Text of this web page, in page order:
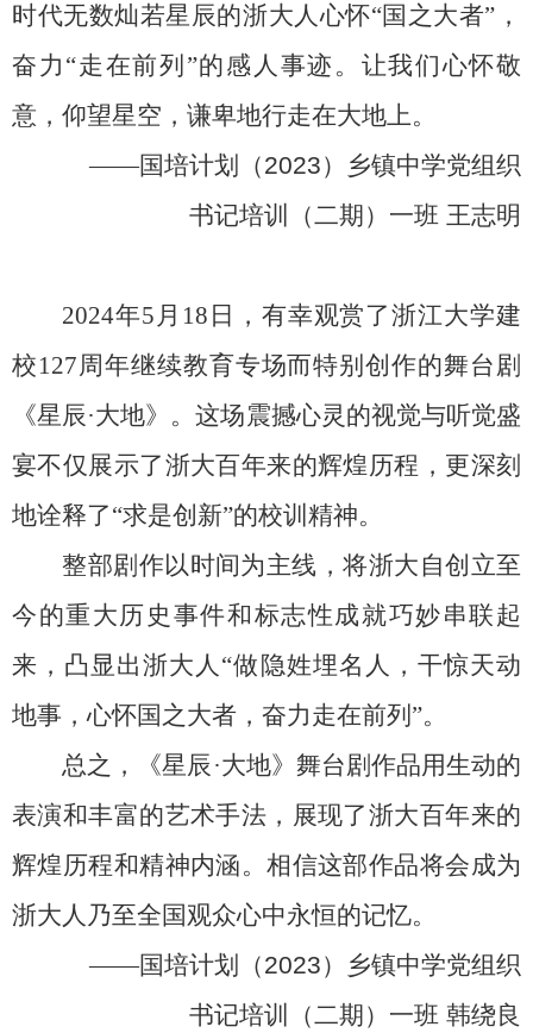
时代无数灿若星辰的浙大人心怀“国之大者”，
奋力“走在前列”的感人事迹。让我们心怀敬
意，仰望星空，谦卑地行走在大地上。
——国培计划（2023）乡镇中学党组织
书记培训（二期）一班 王志明
2024年5 月 18 日，有幸观赏了浙江大学建
校127周年继续教育专场而特别创作的舞台剧
《星辰·大地》。这场震撼心灵的视觉与听觉盛
宴不仅展示了浙大百年来的辉煌历程，更深刻
地诠释了“求是创新”的校训精神。
整部剧作以时间为主线，将浙大自创立至
今的重大历史事件和标志性成就巧妙串联起
来，凸显出浙大人“做隐姓埋名人，干惊天动
地事，心怀国之大者，奋力走在前列”。
总之，《星辰 ·大地》舞台剧作品用生动的
表演和丰富的艺术手法，展现了浙大百年来的
辉煌历程和精神内涵。相信这部作品将会成为
浙大人乃至全国观众心中永恒的记忆。
——国培计划（2023）乡镇中学党组织
书记培训（二期）一班 韩绕良